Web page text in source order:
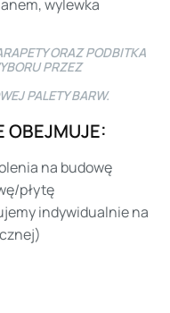
wylewka
ORAZ PODBITKA
PRZEZ
PALETY BARW.
OBEJMUJE:
na budowę
płytę
indywidualnie na